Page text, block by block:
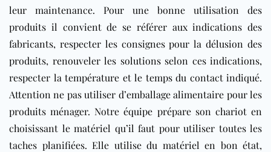
leur maintenance. Pour une bonne utilisation des
produits il convient de se référer aux indications des
fabricants, respecter les consignes pour la délusion des
produits, renouveler les solutions selon ces indications,
respecter la température et le temps du contact indiqué.
Attention ne pas utiliser d’emballage alimentaire pour les
produits ménager. Notre équipe prépare son chariot en
choisissant le matériel qu’il faut pour utiliser toutes les
taches planifiées. Elle utilise du matériel en bon état,